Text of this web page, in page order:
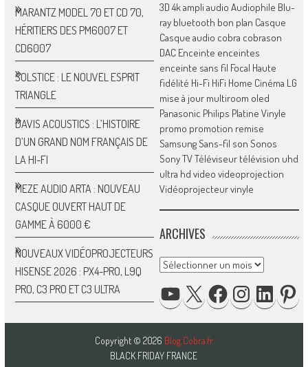
MARANTZ MODEL 70 ET CD 70,
HÉRITIERS DES PM6007 ET
CD6007
SOLSTICE : LE NOUVEL ESPRIT
TRIANGLE
DAVIS ACOUSTICS : L’HISTOIRE
D’UN GRAND NOM FRANÇAIS DE
LA HI-FI
MEZE AUDIO ARTA : NOUVEAU
CASQUE OUVERT HAUT DE
GAMME À 6000 €
NOUVEAUX VIDÉOPROJECTEURS
HISENSE 2026 : PX4-PRO, L9Q
PRO, C3 PRO ET C3 ULTRA
3D 4kampli audio Audiophile Blu-
ray bluetooth bon plan Casque
Casque audio cobra cobrason
DAC Enceinte enceintes
enceinte sans fil Focal Haute
fidélité Hi-Fi HiFi Home Cinéma LG
mise à jour multiroom oled
Panasonic Philips Platine Vinyle
promo promotion remise
SamsungSans-fil son Sonos
SonyTVTéléviseur télévision uhd
ultra hd video videoprojection
Vidéoprojecteurvinyle
ARCHIVES
Archives
YOUTUBE INSTAGRAM
Copyright © 2026 Blog Cobra.fr
BLACK FRIDAY FRANCE